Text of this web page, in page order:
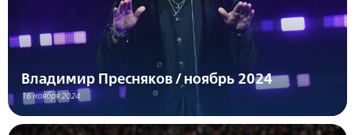
Владимир Пресняков / ноябрь 2024
16 ноября 2024